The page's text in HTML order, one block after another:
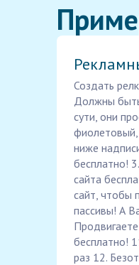
Создать
Должны
сути, они
ниже
бесплатно!
сайта
сайт, чтобы
пассивы! А
бесплатно!
раз 12.